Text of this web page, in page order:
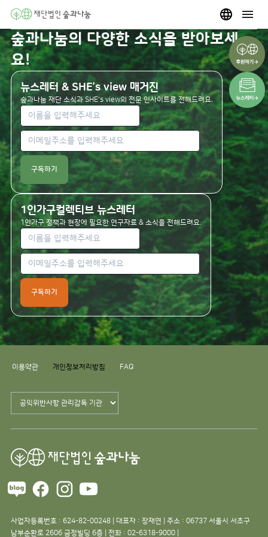
숲과나눔의 다양한 소식을 받아보세
요!
뉴스레터 & SHE’s view 매거진
숲과나눔 재단 소식과 SHE's view의 전문 인사이트를 전해드려요.
구독하기
1인가구컬렉티브 뉴스레터
1인가구 정책과 현장에 필요한 연구자료 & 소식을 전해드려요.
구독하기
이용약관 개인정보처리방침 FAQ
사업자등록번호 : 624-82-00248 | 대표자 : 장재연 | 주소 : 06737 서울시 서초구
남부순환로 2606 금정빌딩 6층 | 전화 : 02-6318-9000 |